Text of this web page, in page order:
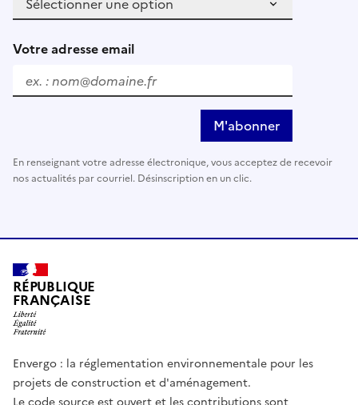
Votre adresse email
M'abonner
En renseignant votre adresse électronique, vous acceptez de recevoir
nos actualités par courriel. Désinscription en un clic.
RÉPUBLIQUE
FRANÇAISE
Envergo : la réglementation environnementale pour les
projets de construction et d'aménagement.